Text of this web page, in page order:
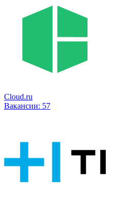
Cloud.ru
Вакансии: 57